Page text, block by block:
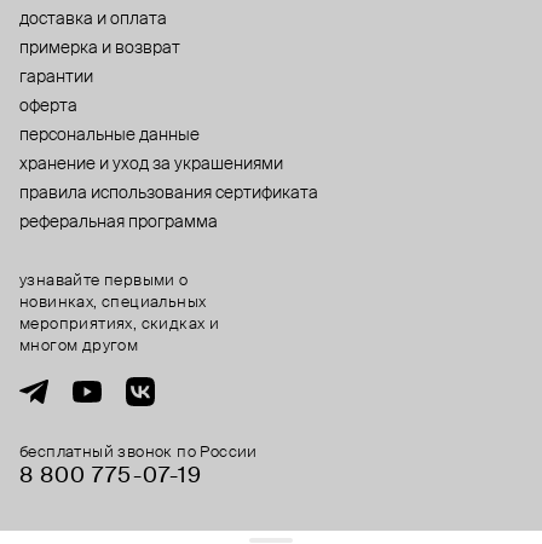
доставка и оплата
примерка и возврат
гарантии
оферта
персональные данные
хранение и уход за украшениями
правила использования сертификата
реферальная программа
бесплатный звонок по России
8 800 775⁠-07⁠-19
узнавайте первыми о
новинках, специальных
мероприятиях, скидках и
многом другом